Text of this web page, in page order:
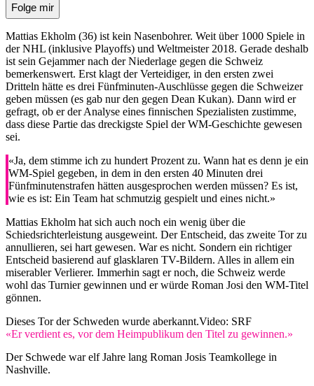
Folge mir
Mattias Ekholm (36) ist kein Nasenbohrer. Weit über 1000 Spiele in
der NHL (inklusive Playoffs) und Weltmeister 2018. Gerade deshalb
ist sein Gejammer nach der Niederlage gegen die Schweiz
bemerkenswert. Erst klagt der Verteidiger, in den ersten zwei
Dritteln hätte es drei Fünfminuten-Auschlüsse gegen die Schweizer
geben müssen (es gab nur den gegen Dean Kukan). Dann wird er
gefragt, ob er der Analyse eines finnischen Spezialisten zustimme,
dass diese Partie das dreckigste Spiel der WM-Geschichte gewesen
sei.
«Ja, dem stimme ich zu hundert Prozent zu. Wann hat es denn je ein
WM-Spiel gegeben, in dem in den ersten 40 Minuten drei
Fünfminutenstrafen hätten ausgesprochen werden müssen? Es ist,
wie es ist: Ein Team hat schmutzig gespielt und eines nicht.»
Mattias Ekholm hat sich auch noch ein wenig über die
Schiedsrichterleistung ausgeweint. Der Entscheid, das zweite Tor zu
annullieren, sei hart gewesen. War es nicht. Sondern ein richtiger
Entscheid basierend auf glasklaren TV-Bildern. Alles in allem ein
miserabler Verlierer. Immerhin sagt er noch, die Schweiz werde
wohl das Turnier gewinnen und er würde Roman Josi den WM-Titel
gönnen.
Dieses Tor der Schweden wurde aberkannt.Video: SRF
«Er verdient es, vor dem Heimpublikum den Titel zu gewinnen.»
Der Schwede war elf Jahre lang Roman Josis Teamkollege in
Nashville.